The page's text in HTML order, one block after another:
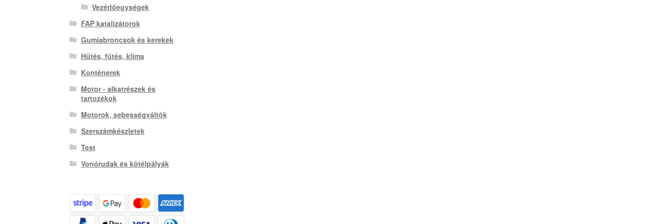
Vezérlőegységek
FAP katalizátorok
Gumiabroncsok és kerekek
Hűtés, fűtés, klíma
Konténerek
Motor - alkatrészek és
tartozékok
Motorok, sebességváltók
Szerszámkészletek
Test
Vonórudak és kötélpályák